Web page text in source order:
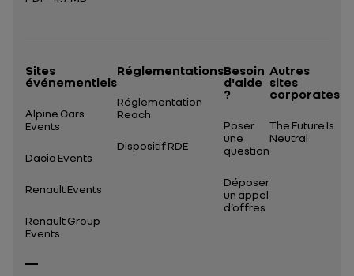
Sites
événementiels
Alpine Cars
Events
Dacia Events
Renault Events
Renault Group
Events
Réglementations
Réglementation
Reach
Dispositif RDE
Besoin
d'aide
?
Poser
une
question
Déposer
un appel
d’offres
Autres
sites
corporates
The Future Is
Neutral